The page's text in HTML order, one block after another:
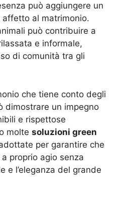
può aggiungere un
al matrimonio.
può contribuire a
e informale,
di comunità tra gli
che tiene conto degli
dimostrare un impegno
e rispettose
molte soluzioni green
per garantire che
proprio agio senza
e l’eleganza del grande